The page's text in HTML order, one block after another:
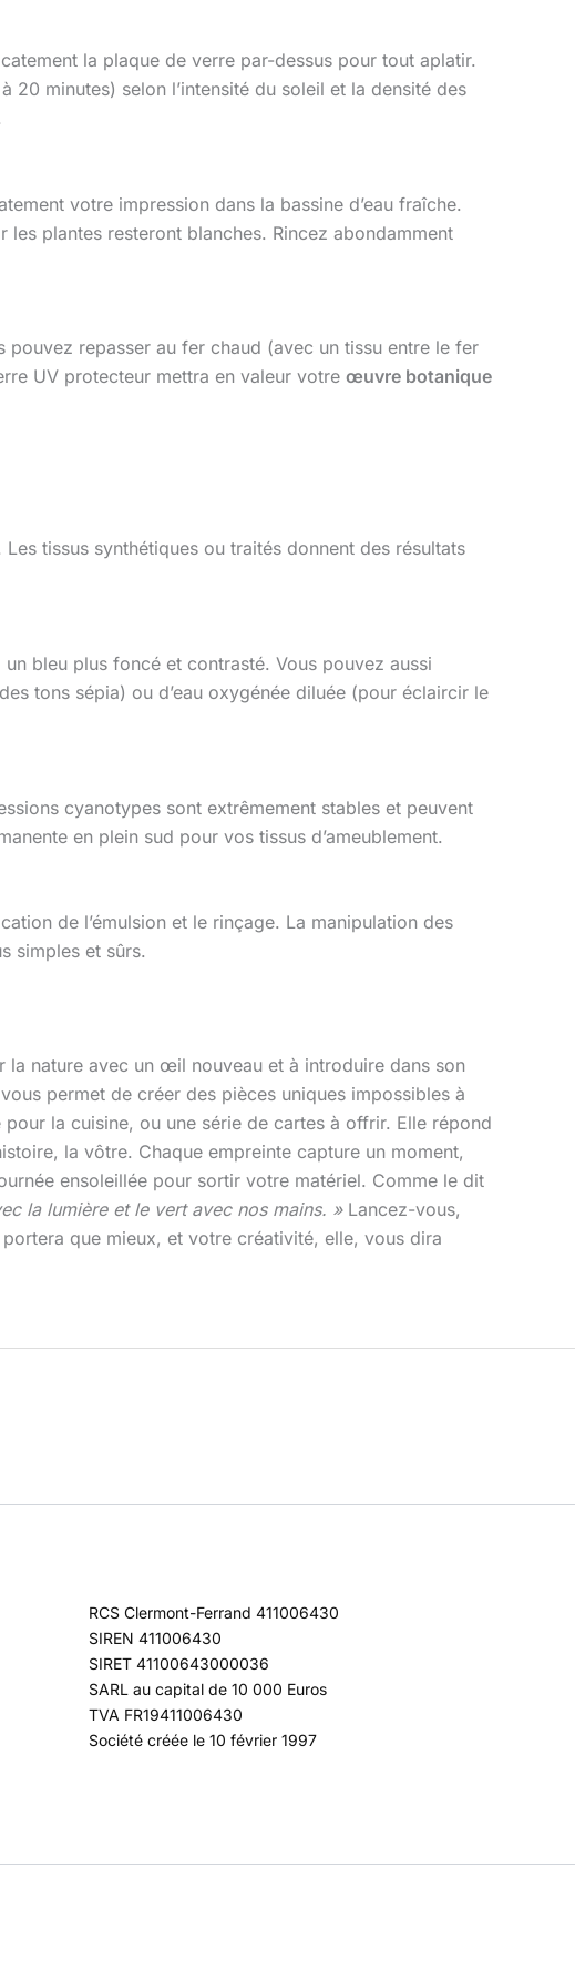
la plaque de verre par-dessus pour tout aplatir.
minutes) selon l’intensité du soleil et la densité des
votre impression dans la bassine d’eau fraîche.
plantes resteront blanches. Rincez abondamment
pouvez repasser au fer chaud (avec un tissu entre le fer
UV protecteur mettra en valeur votre œuvre botanique
Les tissus synthétiques ou traités donnent des résultats
bleu plus foncé et contrasté. Vous pouvez aussi
tons sépia) ou d’eau oxygénée diluée (pour éclaircir le
cyanotypes sont extrêmement stables et peuvent
en plein sud pour vos tissus d’ameublement.
de l’émulsion et le rinçage. La manipulation des
simples et sûrs.
la nature avec un œil nouveau et à introduire dans son
permet de créer des pièces uniques impossibles à
la cuisine, ou une série de cartes à offrir. Elle répond
la vôtre. Chaque empreinte capture un moment,
ensoleillée pour sortir votre matériel. Comme le dit
la lumière et le vert avec nos mains. »Lancez-vous,
que mieux, et votre créativité, elle, vous dira
RCS Clermont-Ferrand 411006430
SIREN 411006430
SIRET 41100643000036
SARL au capital de 10 000 Euros
TVA FR19411006430
Société créée le 10 février 1997